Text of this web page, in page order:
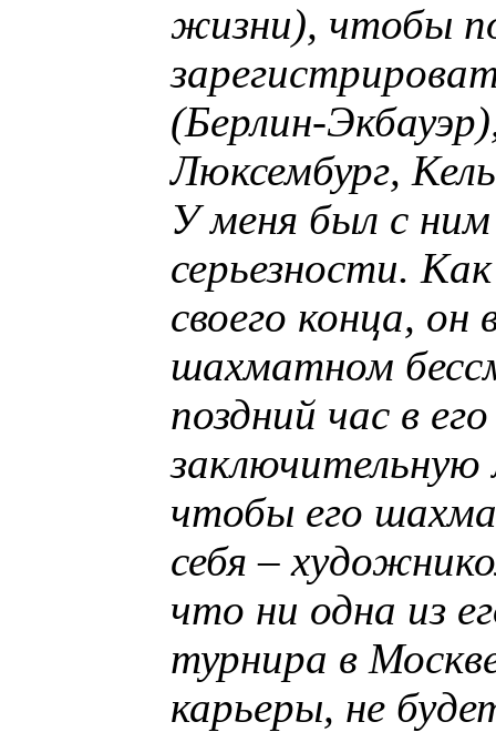
жизни), чтобы
(Берлин-
Люксембург,
У меня был с ним
серьезности.
своего конца, он
шахматном
поздний час в
чтобы его
себя –
что ни одна из
турнира в
карьеры, не